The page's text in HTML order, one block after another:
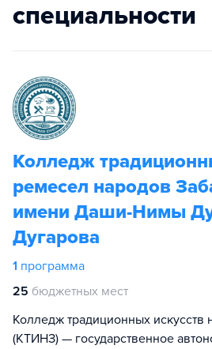
специальности
Колледж
ремесел народов
имени Даши-Нимы
Дугарова
1 программа
25 бюджетных мест
Колледж традиционных искусств
(КТИНЗ) — государственное